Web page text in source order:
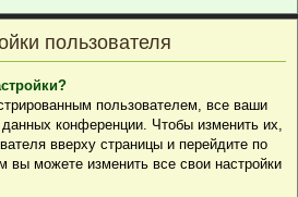
пользователя
пользователем, все ваши
данных конференции. Чтобы изменить их,
вверху страницы и перейдите по
вы можете изменить все свои настройки